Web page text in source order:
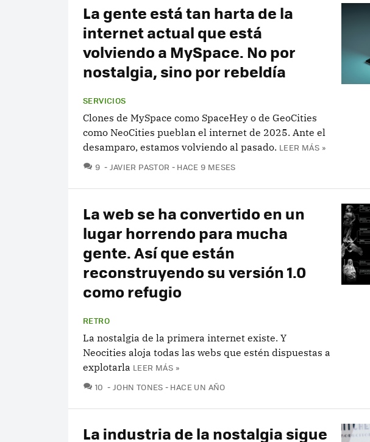
La gente está tan harta de la
internet actual que está
volviendo a MySpace. No por
nostalgia, sino por rebeldía
SERVICIOS
Clones de MySpace como SpaceHey o de GeoCities
como NeoCities pueblan el internet de 2025. Ante el
desamparo, estamos volviendo al pasado. LEER MÁS »
9 COMENTARIOS
JAVIER PASTOR HACE 9 MESES
La web se ha convertido en un
lugar horrendo para mucha
gente. Así que están
reconstruyendo su versión 1.0
como refugio
RETRO
La nostalgia de la primera internet existe. Y
Neocities aloja todas las webs que estén dispuestas a
explotarla LEER MÁS »
10 COMENTARIOS
JOHN TONES HACE UN AÑO
La industria de la nostalgia sigue